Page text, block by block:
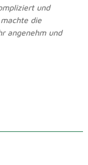
und
die
angenehm und